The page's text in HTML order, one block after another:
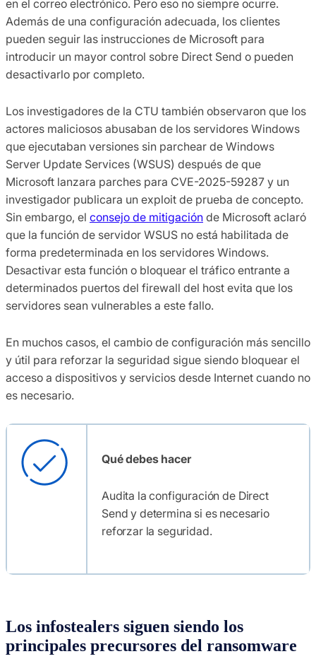
en el correo electrónico. Pero eso no siempre ocurre.
Además de una configuración adecuada, los clientes
pueden seguir las instrucciones de Microsoft para
introducir un mayor control sobre Direct Send o pueden
desactivarlo por completo.
Los investigadores de la CTU también observaron que los
actores maliciosos abusaban de los servidores Windows
que ejecutaban versiones sin parchear de Windows
Server Update Services (WSUS) después de que
Microsoft lanzara parches para CVE-2025-59287 y un
investigador publicara un exploit de prueba de concepto.
Sin embargo, el consejo de mitigación de Microsoft aclaró
que la función de servidor WSUS no está habilitada de
forma predeterminada en los servidores Windows.
Desactivar esta función o bloquear el tráfico entrante a
determinados puertos del firewall del host evita que los
servidores sean vulnerables a este fallo.
En muchos casos, el cambio de configuración más sencillo
y útil para reforzar la seguridad sigue siendo bloquear el
acceso a dispositivos y servicios desde Internet cuando no
es necesario.
Qué debes hacer
Audita la configuración de Direct
Send y determina si es necesario
reforzar la seguridad.
Los infostealers siguen siendo los
principales precursores del ransomware